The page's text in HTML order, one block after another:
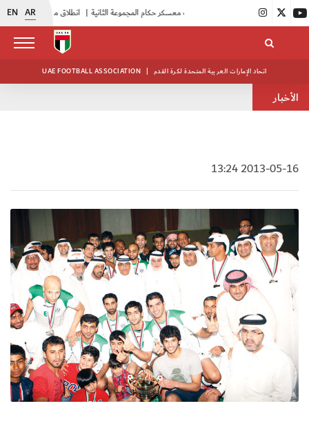
EN AR انطلاق منافسات بطولة النخبة لحرس الرئاسة |
UAE FOOTBALL ASSOCIATION | اتحاد الإمارات العربية المتحدة لكرة القدم
الأخبار
2013-05-16 13:24